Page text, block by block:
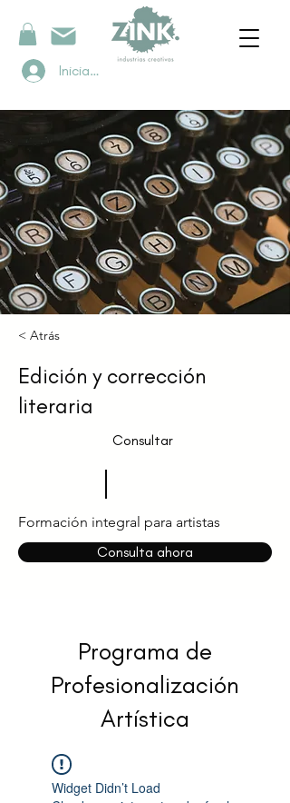
Iniciar sesión
< Atrás
Edición y corrección
literaria
Consultar
Formación integral para artistas
Consulta ahora
Programa de
Profesionalización
Artística
Widget Didn’t Load